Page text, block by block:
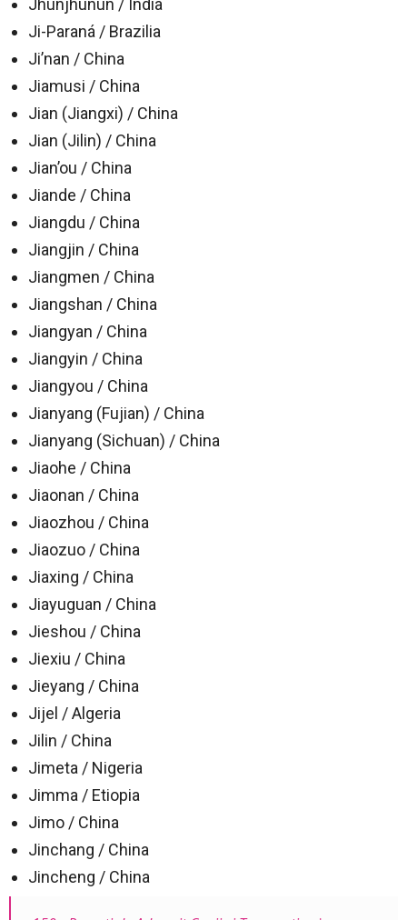
Jhunjhunun / India
Ji-Paraná / Brazilia
Ji’nan / China
Jiamusi / China
Jian (Jiangxi) / China
Jian (Jilin) / China
Jian’ou / China
Jiande / China
Jiangdu / China
Jiangjin / China
Jiangmen / China
Jiangshan / China
Jiangyan / China
Jiangyin / China
Jiangyou / China
Jianyang (Fujian) / China
Jianyang (Sichuan) / China
Jiaohe / China
Jiaonan / China
Jiaozhou / China
Jiaozuo / China
Jiaxing / China
Jiayuguan / China
Jieshou / China
Jiexiu / China
Jieyang / China
Jijel / Algeria
Jilin / China
Jimeta / Nigeria
Jimma / Etiopia
Jimo / China
Jinchang / China
Jincheng / China